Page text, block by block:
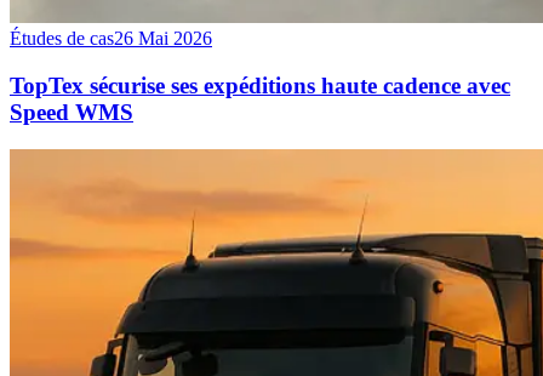
Études de cas26 Mai 2026
TopTex sécurise ses expéditions haute cadence avec
Speed WMS